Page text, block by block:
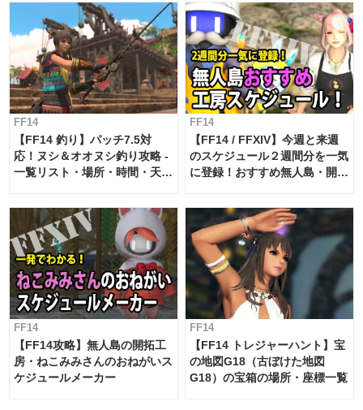
FF14
【FF14 釣り】パッチ7.5対
応！ヌシ＆オオヌシ釣り攻略 -
一覧リスト・場所・時間・天
FF14
【FF14 / FFXIV】今週と来週
のスケジュール２週間分を一気
に登録！おすすめ無人島・開拓
FF14
【FF14攻略】無人島の開拓工
房・ねこみみさんのおねがいス
ケジュールメーカー
FF14
【FF14 トレジャーハント】宝
の地図G18（古ぼけた地図
G18）の宝箱の場所・座標一覧